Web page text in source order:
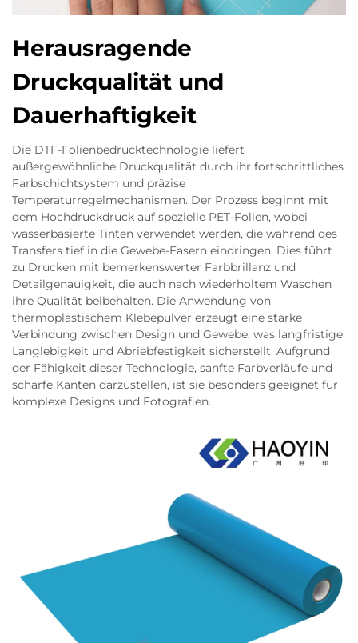
Herausragende
Druckqualität und
Dauerhaftigkeit
Die DTF-Folienbedrucktechnologie liefert
außergewöhnliche Druckqualität durch ihr fortschrittliches
Farbschichtsystem und präzise
Temperaturregelmechanismen. Der Prozess beginnt mit
dem Hochdruckdruck auf spezielle PET-Folien, wobei
wasserbasierte Tinten verwendet werden, die während des
Transfers tief in die Gewebe-Fasern eindringen. Dies führt
zu Drucken mit bemerkenswerter Farbbrillanz und
Detailgenauigkeit, die auch nach wiederholtem Waschen
ihre Qualität beibehalten. Die Anwendung von
thermoplastischem Klebepulver erzeugt eine starke
Verbindung zwischen Design und Gewebe, was langfristige
Langlebigkeit und Abriebfestigkeit sicherstellt. Aufgrund
der Fähigkeit dieser Technologie, sanfte Farbverläufe und
scharfe Kanten darzustellen, ist sie besonders geeignet für
komplexe Designs und Fotografien.